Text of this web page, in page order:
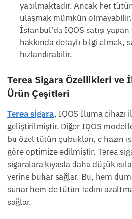
yapılmaktadır. Ancak her
ulaşmak mümkün
İstanbul’da IQOS satışı
hakkında detaylı bilgi almak,
hızlandırabilir.
Terea Sigara Özellikleri ve
Ürün Çeşitleri
Terea sigara, IQOS İluma cihazı
geliştirilmiştir. Diğer IQOS
bu özel tütün çubukları, cihazın
göre optimize edilmiştir. Terea
sigaralara kıyasla daha düşük
yerine buhar sağlar. Bu, hem
sunar hem de tütün tadını
sağlar.